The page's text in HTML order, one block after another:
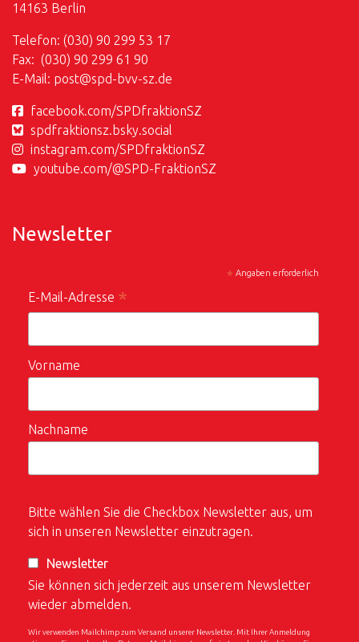
14163 Berlin
Telefon: (030) 90 299 53 17
Fax: (030) 90 299 61 90
E-Mail: post@spd-bvv-sz.de
facebook.com/SPDfraktionSZ
spdfraktionsz.bsky.social
instagram.com/SPDfraktionSZ
youtube.com/@SPD-FraktionSZ
Newsletter
* Angaben erforderlich
E-Mail-Adresse *
Vorname
Nachname
Bitte wählen Sie die Checkbox Newsletter aus, um
sich in unseren Newsletter einzutragen.
Newsletter
Sie können sich jederzeit aus unserem Newsletter
wieder abmelden.
Wir verwenden Mailchimp zum Versand unserer Newsletter. Mit Ihrer Anmeldung